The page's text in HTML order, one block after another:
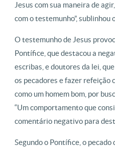
Jesus com sua maneira de
com o testemunho”, sublinhou
O testemunho de Jesus
Pontífice, que destacou a
escribas, e doutores da lei,
os pecadores e fazer refeição
como um homem bom, por
“Um comportamento que
comentário negativo para
Segundo o Pontífice, o